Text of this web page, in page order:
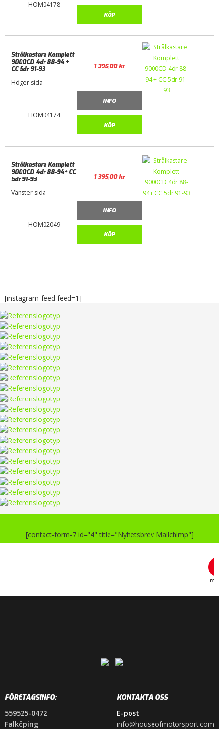
HOM04178
KÖP
HOM04174
Strålkastare Komplett
9000CD 4dr 88-94 +
CC 5dr 91-93
Höger sida
1 395,00kr
INFO
KÖP
HOM02049
Strålkastare Komplett
9000CD 4dr 88-94+ CC
5dr 91-93
Vänster sida
1 395,00kr
INFO
KÖP
[instagram-feed feed=1]
[contact-form-7 id="4" title="Nyhetsbrev Mailchimp"]
FÖRETAGSINFO:
559525-0472
Falköping
KONTAKTA OSS
E-post
info@houseofmotorsport.com